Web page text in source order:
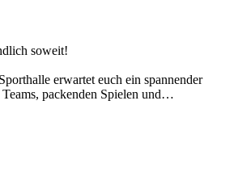
soweit!
erwartet euch ein spannender
packenden Spielen und…